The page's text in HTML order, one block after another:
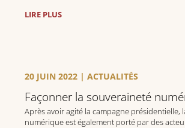
LIRE PLUS
Façonner la souveraineté
20 JUIN 2022 |ACTUALITÉS
Après avoir agité la campagne présidentielle,
numérique est également porté par des